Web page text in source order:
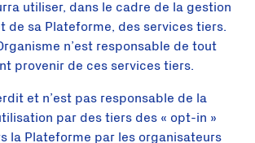
utiliser, dans le cadre de la gestion
de sa Plateforme, des services tiers.
n’est responsable de tout
provenir de ces services tiers.
et n’est pas responsable de la
par des tiers des « opt-in »
la Plateforme par les organisateurs